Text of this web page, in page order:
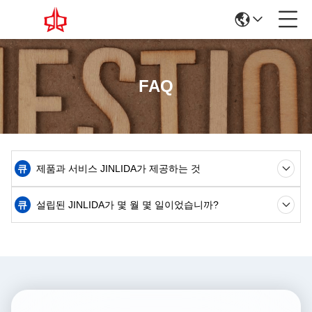
FAQ
큐 제품과 서비스 JINLIDA가 제공하는 것
큐 설립된 JINLIDA가 몇 월 몇 일이었습니까?